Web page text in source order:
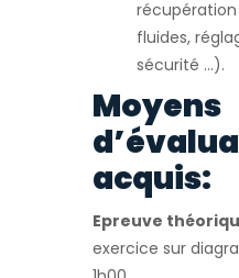
fluides,
sécurité …).
Moyens
acquis:
Epreuve
exercice sur